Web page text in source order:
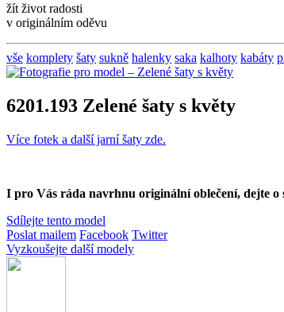
žít život radosti
v originálním oděvu
vše komplety šaty sukně halenky saka kalhoty kabáty
6201.193 Zelené šaty s květy
Více fotek a další jarní šaty zde.
I pro Vás ráda navrhnu originální oblečení, dejte o
Sdílejte tento model
Poslat mailem Facebook Twitter
Vyzkoušejte další modely